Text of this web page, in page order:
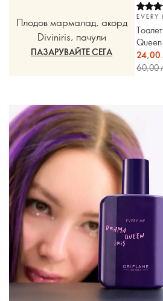
Плодов мармалад, акорд
Diviniris, пачули
ПАЗАРУВАЙТЕ СЕГА
EVERY
Queen
24,00
60,00